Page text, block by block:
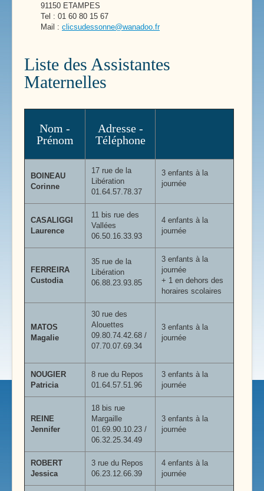
91150 ETAMPES
Tel : 01 60 80 15 67
Mail : clicsudessonne@wanadoo.fr
Liste des Assistantes
Maternelles
Nom -
Prénom
Adresse -
Téléphone
BOINEAU
Corinne
17 rue de la
Libération
01.64.57.78.37
3 enfants à la
journée
CASALIGGI
Laurence
11 bis rue des
Vallées
06.50.16.33.93
4 enfants à la
journée
FERREIRA
Custodia
35 rue de la
Libération
06.88.23.93.85
3 enfants à la
journée
+ 1 en dehors des
horaires scolaires
MATOS
Magalie
30 rue des
Alouettes
09.80.74.42.68 /
07.70.07.69.34
3 enfants à la
journée
NOUGIER
Patricia
8 rue du Repos
01.64.57.51.96
3 enfants à la
journée
REINE
Jennifer
18 bis rue
Margaille
01.69.90.10.23 /
06.32.25.34.49
3 enfants à la
journée
ROBERT
Jessica
3 rue du Repos
06.23.12.66.39
4 enfants à la
journée